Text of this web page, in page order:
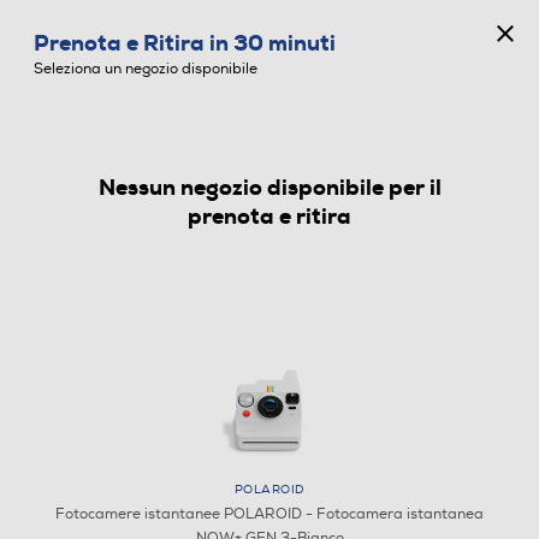
FOTOCAMERE ISTANTANEE
Prenota e Ritira in 30 minuti
Seleziona un negozio disponibile
Nessun negozio disponibile per il
prenota e ritira
POLAROID
Fotocamere istantanee POLAROID - Fotocamera istantanea